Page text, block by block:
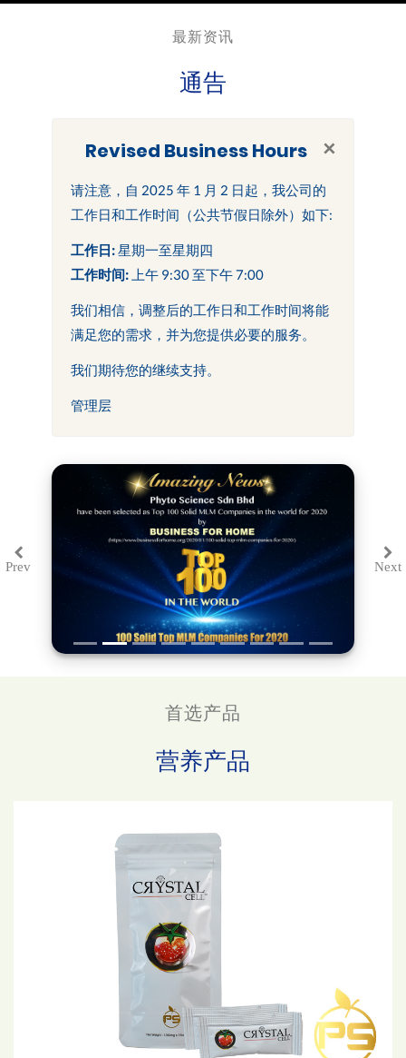
最新资讯
通告
×
Revised Business Hours
请注意，自 2025 年 1 月 2 日起，我公司的
工作日和工作时间（公共节假日除外）如下:
工作日:星期一至星期四
工作时间: 上午 9:30 至下午 7:00
我们相信，调整后的工作日和工作时间将能
满足您的需求，并为您提供必要的服务。
我们期待您的继续支持。
管理层
PrevPrevious Next
首选产品
营养产品